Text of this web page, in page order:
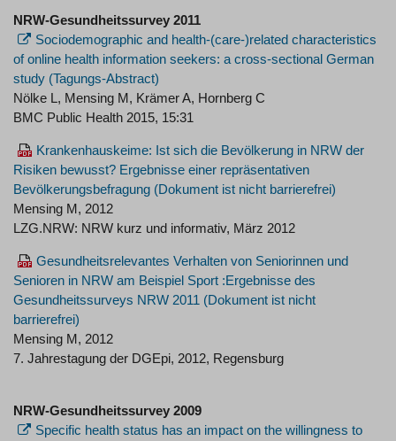
NRW-Gesundheitssurvey 2011
Sociodemographic and health-(care-)related characteristics
of online health information seekers: a cross-sectional German
study (Tagungs-Abstract)
Nölke L, Mensing M, Krämer A, Hornberg C
BMC Public Health 2015, 15:31
Krankenhauskeime: Ist sich die Bevölkerung in NRW der
Risiken bewusst? Ergebnisse einer repräsentativen
Bevölkerungsbefragung
Mensing M, 2012
LZG.NRW: NRW kurz und informativ, März 2012
Gesundheitsrelevantes Verhalten von Seniorinnen und
Senioren in NRW am Beispiel Sport :Ergebnisse des
Gesundheitssurveys NRW 2011
Mensing M, 2012
7. Jahrestagung der DGEpi, 2012, Regensburg
NRW-Gesundheitssurvey 2009
Specific health status has an impact on the willingness to